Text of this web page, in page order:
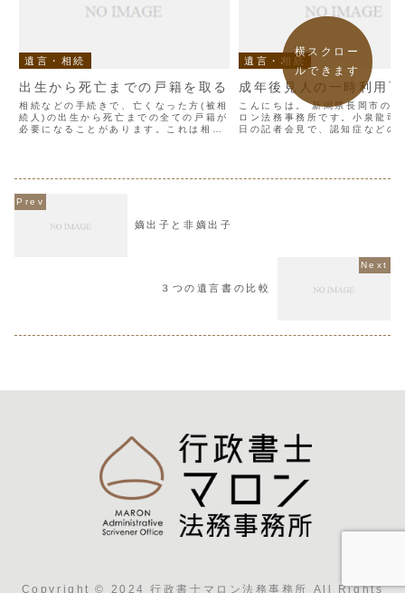
遺言・相続
出生から死亡までの戸籍を取る
相続などの手続きで、亡くなった方(被相
続人)の出生から死亡までの全ての戸籍が
必要になることがあります。これは相続
遺言・相続
成年後見人の一時利用
こんにちは。 新潟県長岡市の
ロン法務事務所です。小泉龍司
日の記者会見で、認知症などの
横スクロー
ルできます
嫡出子と非嫡出子
３つの遺言書の比較
Copyright © 2024 行政書士マロン法務事務所 All Rights